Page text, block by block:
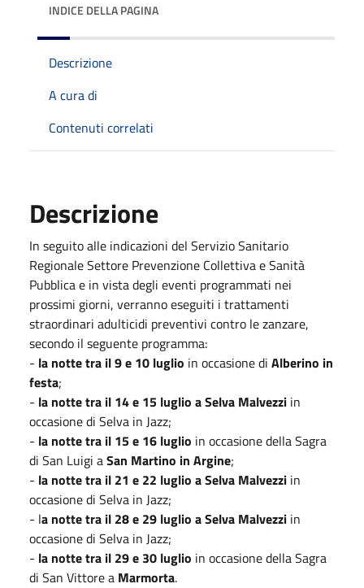
INDICE DELLA PAGINA
Descrizione
A cura di
Contenuti correlati
Descrizione
In seguito alle indicazioni del Servizio Sanitario
Regionale Settore Prevenzione Collettiva e Sanità
Pubblica e in vista degli eventi programmati nei
prossimi giorni, verranno eseguiti i trattamenti
straordinari adulticidi preventivi contro le zanzare,
secondo il seguente programma:
- la notte tra il 9 e 10 luglio in occasione di Alberino in
festa;
- la notte tra il 14 e 15 luglio a Selva Malvezzi in
occasione di Selva in Jazz;
- la notte tra il 15 e 16 luglio in occasione della Sagra
di San Luigi aSan Martino in Argine;
- la notte tra il 21 e 22 luglio a Selva Malvezzi in
occasione di Selva in Jazz;
- la notte tra il 28 e 29 luglio a Selva Malvezzi in
occasione di Selva in Jazz;
- la notte tra il 29 e 30 luglio in occasione della Sagra
di San Vittore a Marmorta.